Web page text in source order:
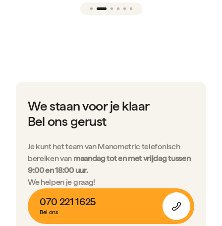
We staan voor je klaar
Bel ons gerust
Je kunt het team van Manometric telefonisch
bereiken van maandag tot en met vrijdag tussen
9:00 en 18:00 uur.
We helpen je graag!
070 221 1625
Bel ons